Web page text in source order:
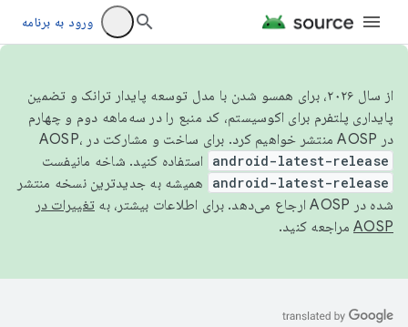
ورود به برنامه
از سال ۲۰۲۶، برای همسو شدن با مدل توسعه پایدار ترانک و تضمین
پایداری پلتفرم برای اکوسیستم، کد منبع را در سه‌ماهه دوم و چهارم
در AOSP منتشر خواهیم کرد. برای ساخت و مشارکت در AOSP،
android-latest-release استفاده کنید. شاخه مانیفست
android-latest-release
همیشه به جدیدترین نسخه منتشر
شده در AOSP ارجاع می‌دهد. برای اطلاعات بیشتر، به
تغییرات در
AOSP مراجعه کنید.